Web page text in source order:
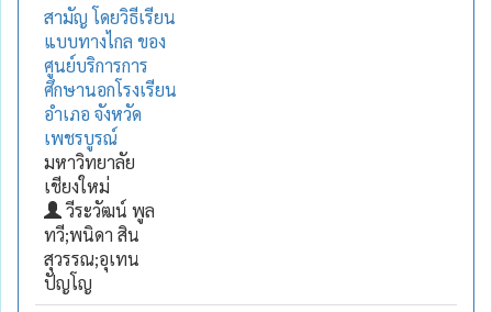
สามัญ โดยวิธีเรียน
แบบทางไกล ของ
ศูนย์บริการการ
ศึกษานอกโรงเรียน
อำเภอ จังหวัด
เพชรบูรณ์
มหาวิทยาลัย
เชียงใหม่
วีระวัฒน์ พูล
ทวี;พนิดา สิน
สุวรรณ;อุเทน
ปัญโญ